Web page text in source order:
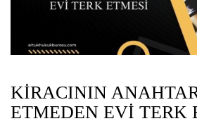
KIRACININ
ETMEDEN EVI TERK